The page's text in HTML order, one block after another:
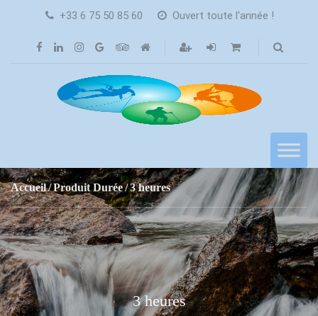
+33 6 75 50 85 60 Ouvert toute l'année !
Accueil Produit Durée 3 heures
3 heures